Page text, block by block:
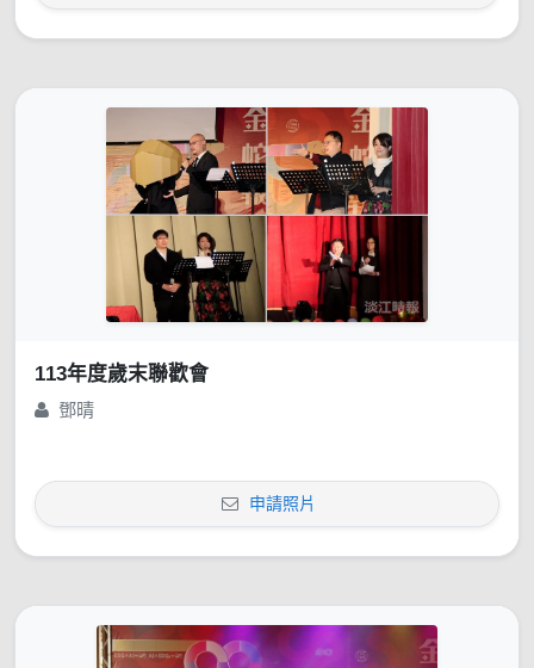
113年度歲末聯歡會
鄧晴
申請照片